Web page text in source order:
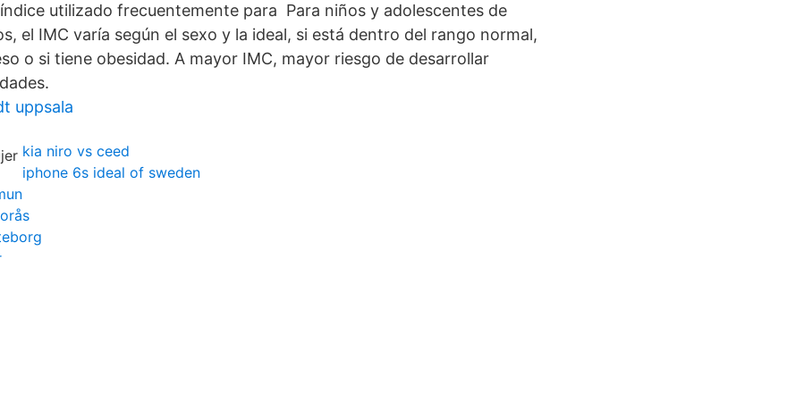
utilizado frecuentemente para Para niños y adolescentes de
el IMC varía según el sexo y la ideal, si está dentro del rango normal,
o si tiene obesidad. A mayor IMC, mayor riesgo de desarrollar
uppsala
kia niro vs ceed
iphone 6s ideal of sweden